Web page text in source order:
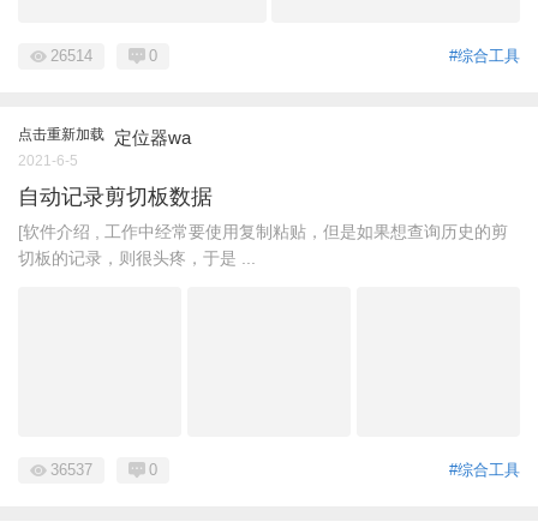
#综合工具
26514 0
点击重新加载 定位器wa
2021-6-5
自动记录剪切板数据
[软件介绍 , 工作中经常要使用复制粘贴，但是如果想查询历史的剪
切板的记录，则很头疼，于是 ...
#综合工具
36537 0